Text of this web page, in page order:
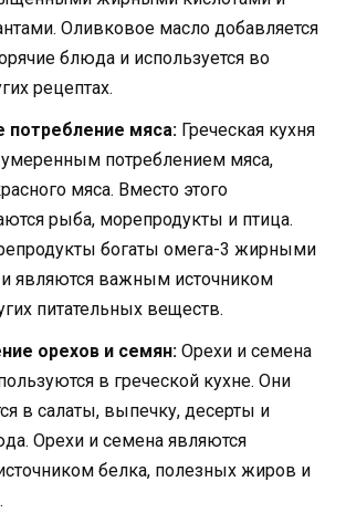
Оливковое масло добавляется
блюда и используется во
рецептах.
потребление мяса: Греческая кухня
умеренным потреблением мяса,
мяса. Вместо этого
рыба, морепродукты и птица.
богаты омега-3 жирными
являются важным источником
питательных веществ.
орехов и семян: Орехи и семена
в греческой кухне. Они
в салаты, выпечку, десерты и
Орехи и семена являются
белка, полезных жиров и